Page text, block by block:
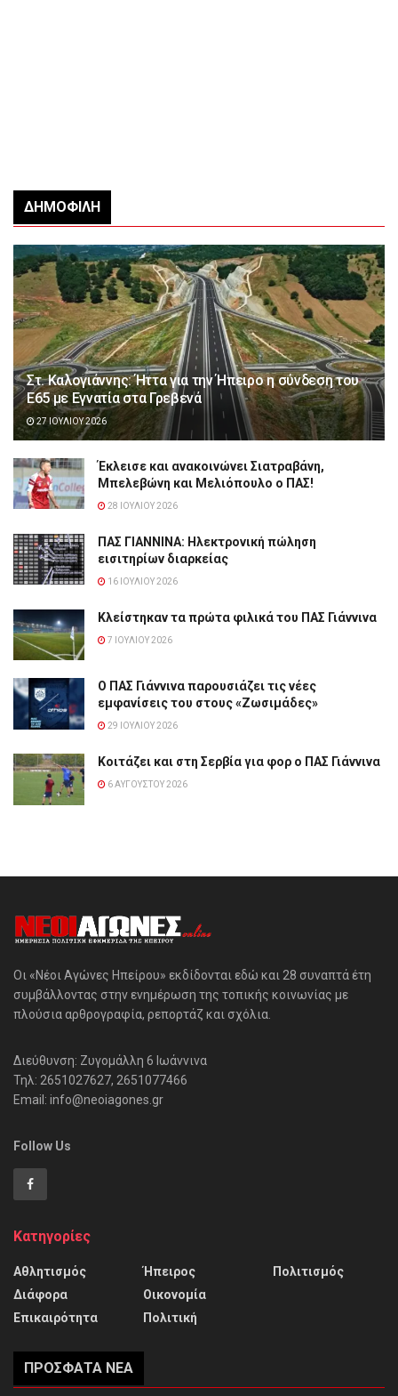
ΔΗΜΟΦΙΛΉ
Στ. Καλογιάννης: Ήττα για την Ήπειρο η σύνδεση του
Ε65 με Εγνατία στα Γρεβενά
27 ΙΟΥΛΊΟΥ 2026
Έκλεισε και ανακοινώνει Σιατραβάνη,
Μπελεβώνη και Μελιόπουλο ο ΠΑΣ!
28 ΙΟΥΛΊΟΥ 2026
ΠΑΣ ΓΙΑΝΝΙΝΑ: Hλεκτρονική πώληση
εισιτηρίων διαρκείας
16 ΙΟΥΛΊΟΥ 2026
Κλείστηκαν τα πρώτα φιλικά του ΠΑΣ Γιάννινα
7 ΙΟΥΛΊΟΥ 2026
Ο ΠΑΣ Γιάννινα παρουσιάζει τις νέες
εμφανίσεις του στους «Ζωσιμάδες»
29 ΙΟΥΛΊΟΥ 2026
Κοιτάζει και στη Σερβία για φορ ο ΠΑΣ Γιάννινα
6 ΑΥΓΟΎΣΤΟΥ 2026
Οι «Νέοι Αγώνες Ηπείρου» εκδίδονται εδώ και 28 συναπτά έτη
συμβάλλοντας στην ενημέρωση της τοπικής κοινωνίας με
πλούσια αρθρογραφία, ρεπορτάζ και σχόλια.
Διεύθυνση: Ζυγομάλλη 6 Ιωάννινα
Τηλ: 2651027627, 2651077466
Email: info@neoiagones.gr
Follow Us
Κατηγορίες
Αθλητισμός
Διάφορα
Επικαιρότητα
Ήπειρος
Οικονομία
Πολιτική
Πολιτισμός
ΠΡΌΣΦΑΤΑ ΝΈΑ